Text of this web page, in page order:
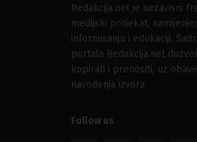
Redakcija.net je nezavisni
medijski projekat,
informisanju i edukaciji.
portala Redakcija.net
kopirati i prenositi, uz
navođenja izvora
Follow us